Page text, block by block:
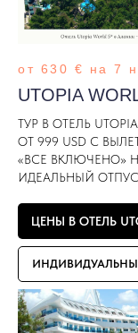
от 630 € на 7
UTOPIA
ТУР В ОТЕЛЬ
ОТ 999 USD С
«ВСЕ ВКЛЮЧЕНО»
ИДЕАЛЬНЫЙ
ЦЕНЫ В ОТЕЛЬ